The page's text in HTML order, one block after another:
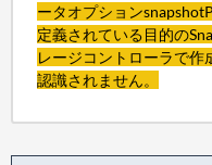
ータオプション
定義されている目的の
レージコントローラで作
認識されません。